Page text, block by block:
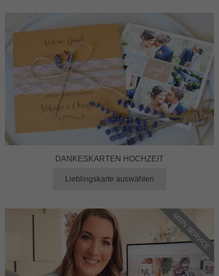
DANKESKARTEN HOCHZEIT
Lieblingskarte auswählen
MEIN SERVICE